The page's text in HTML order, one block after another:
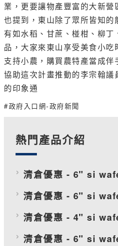
業，更要讓物產豐富的大新
也提到，東山除了眾所皆知的
有如水稻、甘蔗、椪柑、柳
品，大家來東山享受美食小
支持小農，購買農特產當成伴
協助這次計畫推動的李宗翰
的印象通
#政府入口網-政府新聞
熱門產品介紹
清倉優惠 - 6" si
清倉優惠 - 6" si
清倉優惠 - 4" si
清倉優惠 - 6" si